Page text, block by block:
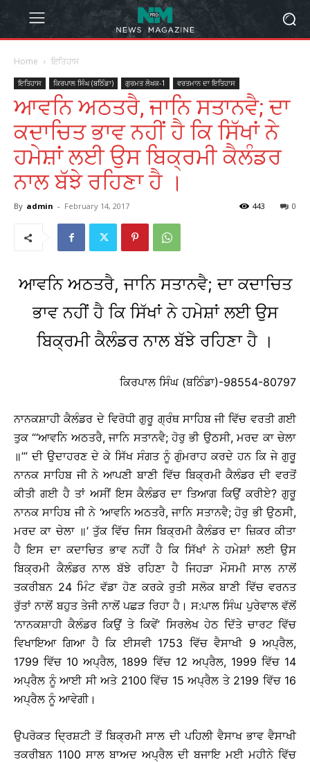
Home ਇਤਿਹਾਸ
ਇਤਿਹਾਸ ਕਿਰਪਾਲ ਸਿੰਘ (ਬਠਿੰਡਾ) ਗੁਰਮਤ ਲੇਖਕ-1 ਵਰਤਮਾਨ ਦਾ ਇਤਿਹਾਸ
ਆਵਨਿ ਅਠਤਰੈ, ਜਾਨਿ ਸਤਾਨਵੈ; ਦਾ
ਕਦਾਚਿਤ ਭਾਵ ਨਹੀਂ ਹੈ ਕਿ ਸਿੱਖਾਂ ਨੇ
ਹਮੇਸ਼ਾਂ ਲਈ ਉਸ ਬਿਕ੍ਰਮੀ ਕੈਲੰਡਰ
ਨਾਲ ਬੱਝੇ ਰਹਿਣਾ ਹੈ ।
By admin - February 14, 2017 0
443
ਆਵਨਿ ਅਠਤਰੈ, ਜਾਨਿ ਸਤਾਨਵੈ; ਦਾ ਕਦਾਚਿਤ
ਭਾਵ ਨਹੀਂ ਹੈ ਕਿ ਸਿੱਖਾਂ ਨੇ ਹਮੇਸ਼ਾਂ ਲਈ ਉਸ
ਬਿਕ੍ਰਮੀ ਕੈਲੰਡਰ ਨਾਲ ਬੱਝੇ ਰਹਿਣਾ ਹੈ ।
ਕਿਰਪਾਲ ਸਿੰਘ (ਬਠਿੰਡਾ)-98554-80797
ਨਾਨਕਸ਼ਾਹੀ ਕੈਲੰਡਰ ਦੇ ਵਿਰੋਧੀ ਗੁਰੂ ਗ੍ਰੰਥ ਸਾਹਿਬ ਜੀ ਵਿੱਚ ਵਰਤੀ ਗਈ
ਤੁਕ “‘ਆਵਨਿ ਅਠਤਰੈ, ਜਾਨਿ ਸਤਾਨਵੈ; ਹੋਰੁ ਭੀ ਉਠਸੀ, ਮਰਦ ਕਾ ਚੇਲਾ
॥’” ਦੀ ਉਦਾਹਰਣ ਦੇ ਕੇ ਸਿੱਖ ਸੰਗਤ ਨੂੰ ਗੁੰਮਰਾਹ ਕਰਦੇ ਹਨ ਕਿ ਜੇ ਗੁਰੂ
ਨਾਨਕ ਸਾਹਿਬ ਜੀ ਨੇ ਆਪਣੀ ਬਾਣੀ ਵਿੱਚ ਬਿਕ੍ਰਮੀ ਕੈਲੰਡਰ ਦੀ ਵਰਤੋਂ
ਕੀਤੀ ਗਈ ਹੈ ਤਾਂ ਅਸੀਂ ਇਸ ਕੈਲੰਡਰ ਦਾ ਤਿਆਗ ਕਿਉਂ ਕਰੀਏ? ਗੁਰੂ
ਨਾਨਕ ਸਾਹਿਬ ਜੀ ਨੇ ‘ਆਵਨਿ ਅਠਤਰੈ, ਜਾਨਿ ਸਤਾਨਵੈ; ਹੋਰੁ ਭੀ ਉਠਸੀ,
ਮਰਦ ਕਾ ਚੇਲਾ ॥’ ਤੁੱਕ ਵਿੱਚ ਜਿਸ ਬਿਕ੍ਰਮੀ ਕੈਲੰਡਰ ਦਾ ਜ਼ਿਕਰ ਕੀਤਾ
ਹੈ ਇਸ ਦਾ ਕਦਾਚਿਤ ਭਾਵ ਨਹੀਂ ਹੈ ਕਿ ਸਿੱਖਾਂ ਨੇ ਹਮੇਸ਼ਾਂ ਲਈ ਉਸ
ਬਿਕ੍ਰਮੀ ਕੈਲੰਡਰ ਨਾਲ ਬੱਝੇ ਰਹਿਣਾ ਹੈ ਜਿਹੜਾ ਮੌਸਮੀ ਸਾਲ ਨਾਲੋਂ
ਤਕਰੀਬਨ 24 ਮਿੰਟ ਵੱਡਾ ਹੋਣ ਕਰਕੇ ਰੁਤੀ ਸਲੋਕ ਬਾਣੀ ਵਿੱਚ ਵਰਨਤ
ਰੁੱਤਾਂ ਨਾਲੋਂ ਬਹੁਤ ਤੇਜੀ ਨਾਲੋਂ ਪਛੜ ਰਿਹਾ ਹੈ। ਸ:ਪਾਲ ਸਿੰਘ ਪੁਰੇਵਾਲ ਵੱਲੋਂ
‘ਨਾਨਕਸ਼ਾਹੀ ਕੈਲੰਡਰ ਕਿਉਂ ਤੇ ਕਿਵੇਂ’ ਸਿਰਲੇਖ ਹੇਠ ਦਿੱਤੇ ਚਾਰਟ ਵਿੱਚ
ਵਿਖਾਇਆ ਗਿਆ ਹੈ ਕਿ ਈਸਵੀ 1753 ਵਿੱਚ ਵੈਸਾਖੀ 9 ਅਪ੍ਰੈਲ,
1799 ਵਿੱਚ 10 ਅਪ੍ਰੈਲ, 1899 ਵਿੱਚ 12 ਅਪ੍ਰੈਲ, 1999 ਵਿੱਚ 14
ਅਪ੍ਰੈਲ ਨੂੰ ਆਈ ਸੀ ਅਤੇ 2100 ਵਿੱਚ 15 ਅਪ੍ਰੈਲ ਤੇ 2199 ਵਿੱਚ 16
ਅਪ੍ਰੈਲ ਨੂੰ ਆਵੇਗੀ।
ਉਪਰੋਕਤ ਦ੍ਰਿਸ਼ਟੀ ਤੋਂ ਬਿਕ੍ਰਮੀ ਸਾਲ ਦੀ ਪਹਿਲੀ ਵੈਸਾਖ ਭਾਵ ਵੈਸਾਖੀ
ਤਕਰੀਬਨ 1100 ਸਾਲ ਬਾਅਦ ਅਪ੍ਰੈਲ ਦੀ ਬਜਾਇ ਮਈ ਮਹੀਨੇ ਵਿੱਚ